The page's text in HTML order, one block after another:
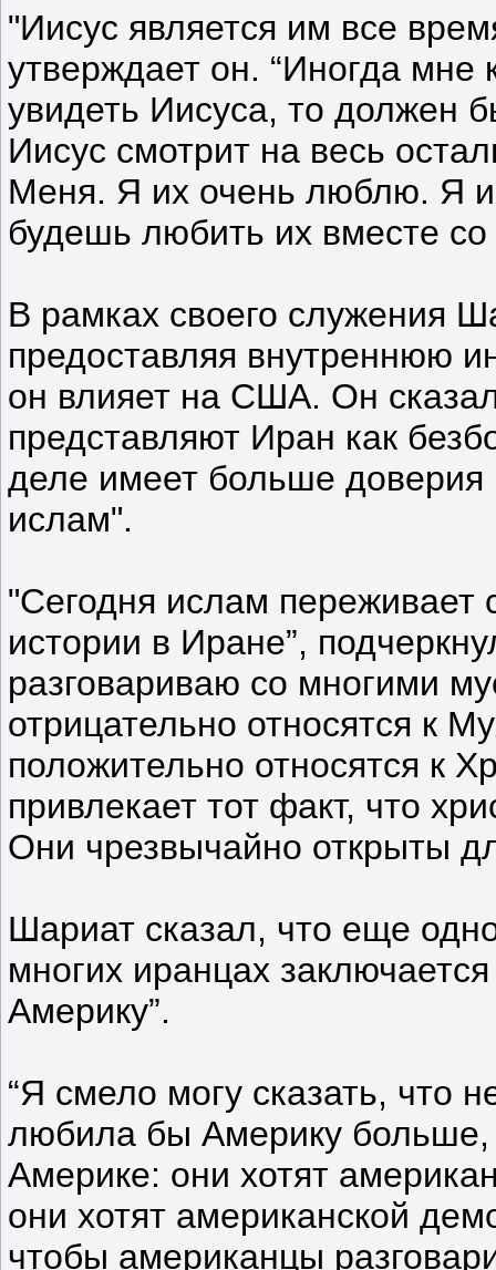
"Иисус является им все
утверждает он. “Иногда мне
увидеть Иисуса, то должен
Иисус смотрит на весь
Меня. Я их очень люблю. Я
будешь любить их вместе
В рамках своего служения
предоставляя внутреннюю
он влияет на США. Он
представляют Иран как
деле имеет больше
ислам".
"Сегодня ислам
истории в Иране”,
разговариваю со многими
отрицательно относятся к
положительно относятся к
привлекает тот факт, что
Они чрезвычайно открыты
Шариат сказал, что еще
многих иранцах
Америку”.
“Я смело могу сказать, что
любила бы Америку
Америке: они хотят
они хотят американской
чтобы американцы